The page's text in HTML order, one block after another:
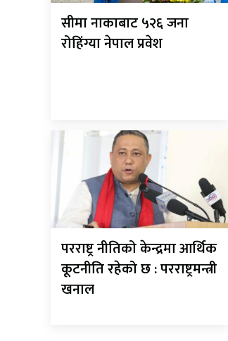
सीमा नाकाबाट ५२६ जना
रोहिंग्या नेपाल प्रवेश
परराष्ट्र नीतिको केन्द्रमा आर्थिक
कूटनीति रहेको छ : परराष्ट्रमन्त्री
खनाल